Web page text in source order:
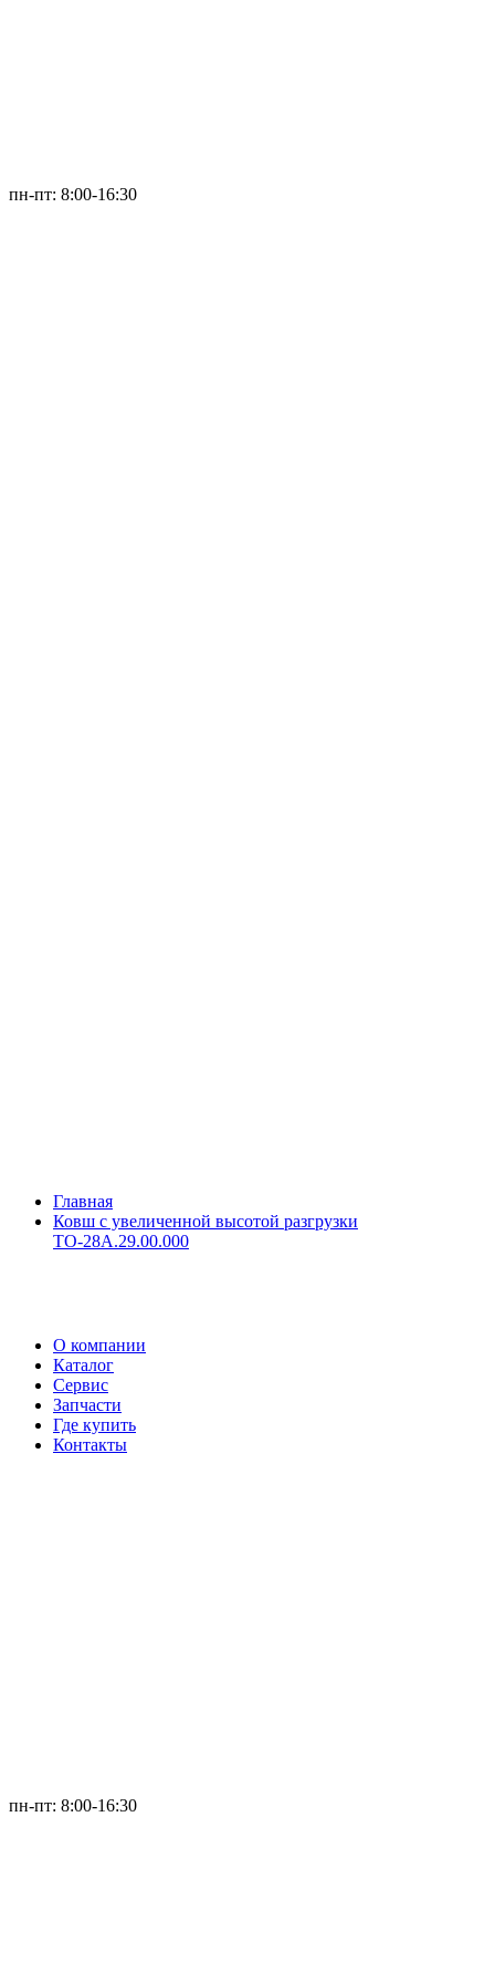
пн-пт: 8:00-16:30
Главная
Ковш с увеличенной высотой разгрузки
ТО-28А.29.00.000
О компании
Каталог
Сервис
Запчасти
Где купить
Контакты
пн-пт: 8:00-16:30